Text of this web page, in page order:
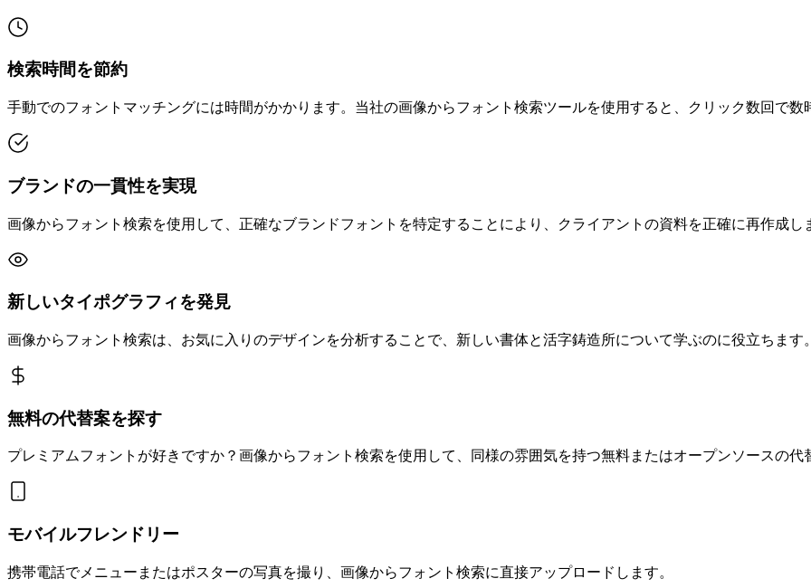
検索時間を節約
手動でのフォントマッチングには時間がかかります。当社の画像からフォント検索ツールを使用すると、クリック数回で数
ブランドの一貫性を実現
画像からフォント検索を使用して、正確なブランドフォントを特定することにより、クライアントの資料を正確に再作成し
新しいタイポグラフィを発見
画像からフォント検索は、お気に入りのデザインを分析することで、新しい書体と活字鋳造所について学ぶのに役立ちます。
無料の代替案を探す
プレミアムフォントが好きですか？画像からフォント検索を使用して、同様の雰囲気を持つ無料またはオープンソースの代
モバイルフレンドリー
携帯電話でメニューまたはポスターの写真を撮り、画像からフォント検索に直接アップロードします。